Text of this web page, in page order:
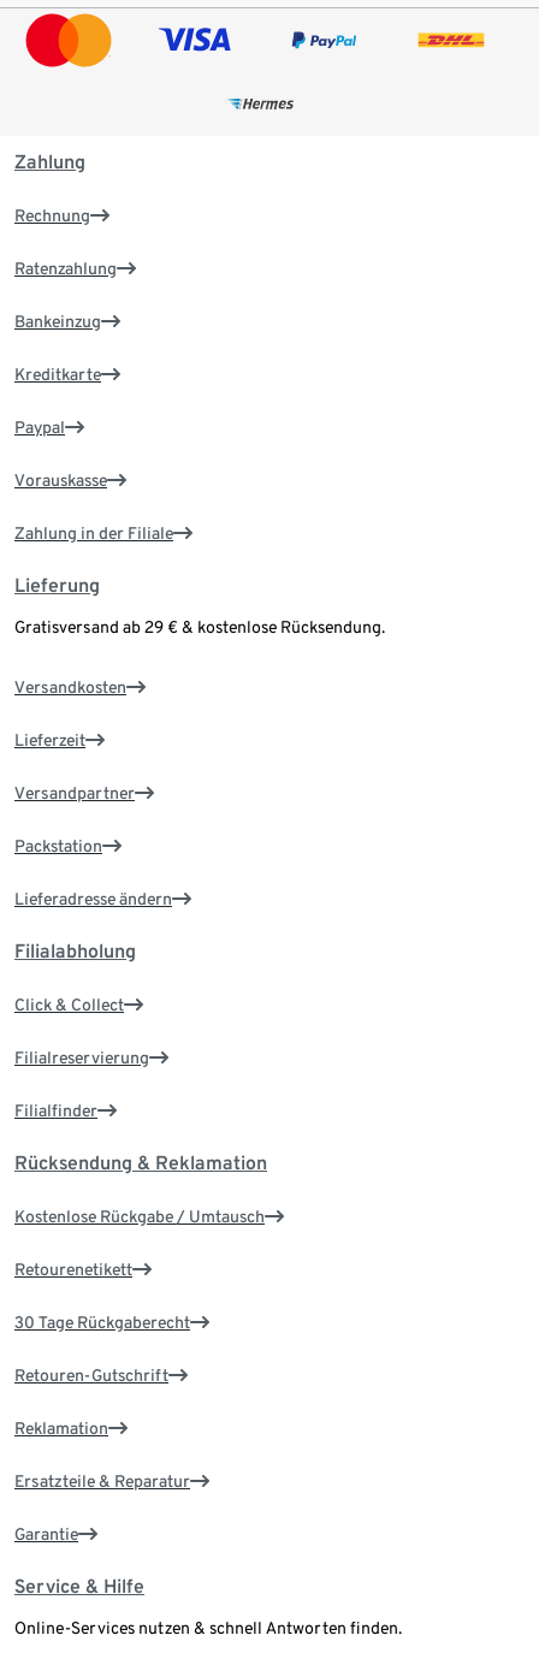
Zahlung
Rechnung
Ratenzahlung
Bankeinzug
Kreditkarte
Paypal
Vorauskasse
Zahlung in der Filiale
Lieferung
Gratisversand ab 29 € & kostenlose Rücksendung.
Versandkosten
Lieferzeit
Versandpartner
Packstation
Lieferadresse ändern
Filialabholung
Click & Collect
Filialreservierung
Filialfinder
Rücksendung & Reklamation
Kostenlose Rückgabe / Umtausch
Retourenetikett
30 Tage Rückgaberecht
Retouren-Gutschrift
Reklamation
Ersatzteile & Reparatur
Garantie
Service & Hilfe
Online-Services nutzen & schnell Antworten finden.